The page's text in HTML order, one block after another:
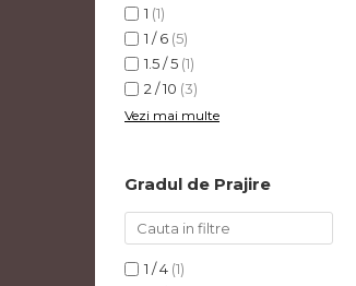
1 (1)
1 / 6 (5)
1.5 / 5 (1)
2 / 10 (3)
Vezi mai multe
Gradul de Prajire
1 / 4 (1)